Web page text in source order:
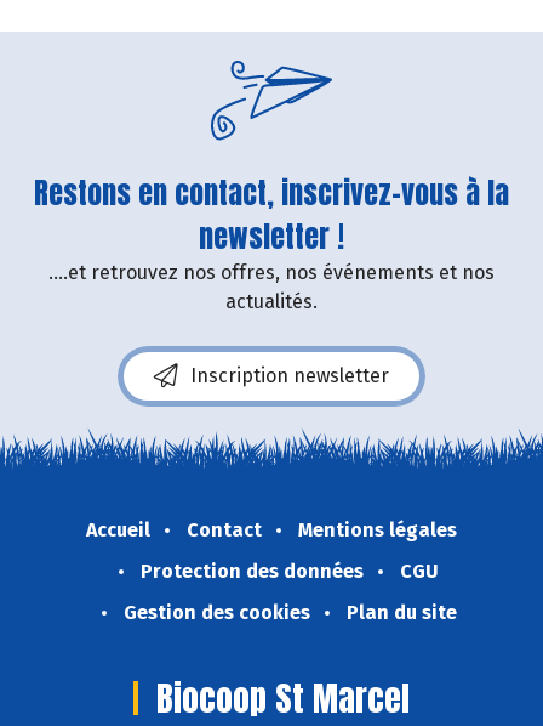
Restons en contact, inscrivez-vous à la
newsletter !
....et retrouvez nos offres, nos événements et nos
actualités.
Inscription newsletter
Accueil Contact
Mentions légales
Protection des données
CGU
Gestion des cookies
Plan du site
Biocoop St Marcel